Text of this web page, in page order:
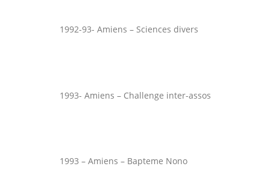
1992-93- Amiens – Sciences divers
1993- Amiens – Challenge inter-assos
1993 – Amiens – Bapteme Nono